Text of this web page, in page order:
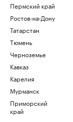
Пермский край
Ростов-на-Дону
Татарстан
Тюмень
Черноземье
Кавказ
Карелия
Мурманск
Приморский
край